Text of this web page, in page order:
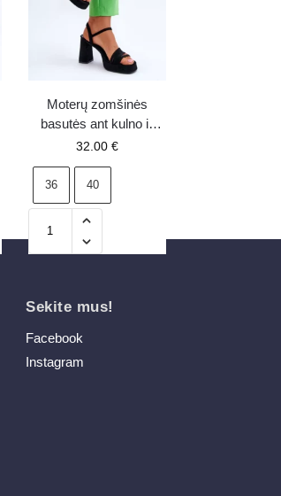
Moterų zomšinės
basutės ant kulno ir
platformos juodos
32.00 €
36 40
Sekite mus!
Facebook
Instagram